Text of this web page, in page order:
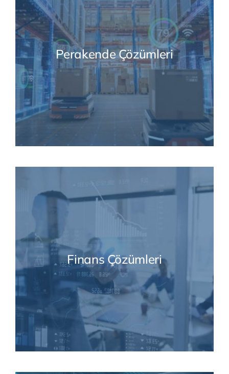
Perakende Çözümleri
Finans Çözümleri